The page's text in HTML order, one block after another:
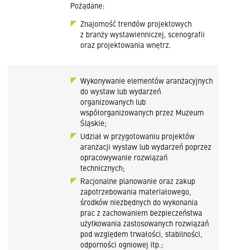
Pożądane:
Znajomość trendów projektowych
z branży wystawienniczej, scenografii
oraz projektowania wnętrz.
Wykonywanie elementów aranżacyjnych
do wystaw lub wydarzeń
organizowanych lub
współorganizowanych przez Muzeum
Śląskie;
Udział w przygotowaniu projektów
aranżacji wystaw lub wydarzeń poprzez
opracowywanie rozwiązań
technicznych;
Racjonalne planowanie oraz zakup
zapotrzebowania materiałowego,
środków niezbędnych do wykonania
prac z zachowaniem bezpieczeństwa
użytkowania zastosowanych rozwiązań
pod względem trwałości, stabilności,
odporności ogniowej itp.;